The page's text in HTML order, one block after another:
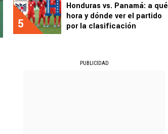
5
Honduras vs. Panamá: a qué
hora y dónde ver el partido
por la clasificación
PUBLICIDAD